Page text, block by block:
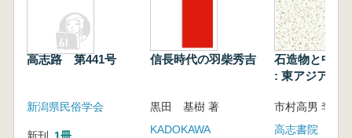
高志路 第441号
新潟県民俗学会
新刊 1冊
信長時代の羽柴秀吉
黒田 基樹 著
KADOKAWA
石造物と中世
: 東アジアと
高志書院